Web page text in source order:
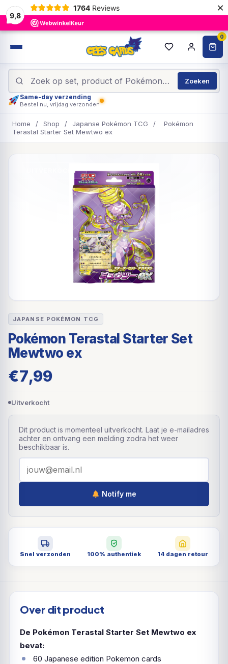
9,8
1764 Reviews ×
0
Zoeken
Same-day verzending
Bestel nu, vrijdag verzonden
Home / Shop / Japanse Pokémon TCG /
Pokémon
Terastal Starter Set Mewtwo ex
UITVERKOCHT
JAPANSE POKÉMON TCG
Pokémon Terastal Starter Set
Mewtwo ex
€7,99
Uitverkocht
Dit product is momenteel uitverkocht. Laat je e-mailadres
achter en ontvang een melding zodra het weer
beschikbaar is.
Notify me
Snel verzonden 100% authentiek 14 dagen retour
Over dit product
De Pokémon Terastal Starter Set Mewtwo ex
bevat:
60 Japanese edition Pokemon cards